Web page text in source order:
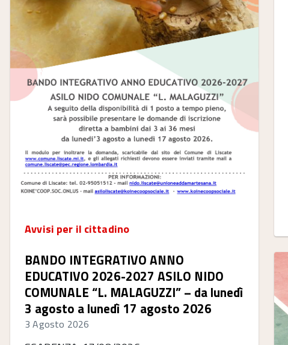
Avvisi per il cittadino
BANDO INTEGRATIVO ANNO
EDUCATIVO 2026-2027 ASILO NIDO
COMUNALE “L. MALAGUZZI” – da lunedì
3 agosto a lunedì 17 agosto 2026
3 Agosto 2026